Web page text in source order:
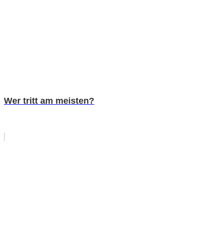
Wer tritt am meisten?